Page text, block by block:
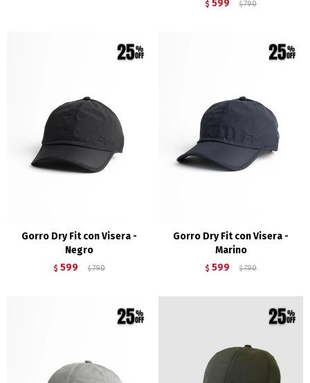
$ 599 $ 790
Gorro Dry Fit con Visera -
Negro
$ 599 $ 790
Gorro Dry Fit con Visera -
Marino
$ 599 $ 790